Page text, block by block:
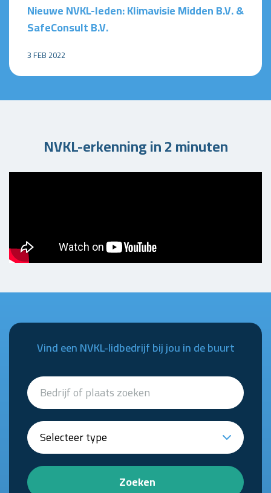
Nieuwe NVKL-leden: Klimavisie Midden B.V. &
SafeConsult B.V.
3 FEB 2022
NVKL-erkenning in 2 minuten
Vind een NVKL-lidbedrijf bij jou in de buurt
Zoeken